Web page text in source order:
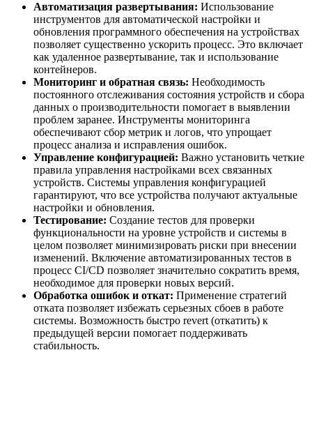
Автоматизация развертывания: Использование
инструментов для автоматической настройки и
обновления программного обеспечения на устройствах
позволяет существенно ускорить процесс. Это включает
как удаленное развертывание, так и использование
контейнеров.
Мониторинг и обратная связь: Необходимость
постоянного отслеживания состояния устройств и сбора
данных о производительности помогает в выявлении
проблем заранее. Инструменты мониторинга
обеспечивают сбор метрик и логов, что упрощает
процесс анализа и исправления ошибок.
Управление конфигурацией: Важно установить четкие
правила управления настройками всех связанных
устройств. Системы управления конфигурацией
гарантируют, что все устройства получают актуальные
настройки и обновления.
Тестирование: Создание тестов для проверки
функциональности на уровне устройств и системы в
целом позволяет минимизировать риски при внесении
изменений. Включение автоматизированных тестов в
процесс CI/CD позволяет значительно сократить время,
необходимое для проверки новых версий.
Обработка ошибок и откат: Применение стратегий
отката позволяет избежать серьезных сбоев в работе
системы. Возможность быстро revert (откатить) к
предыдущей версии помогает поддерживать
стабильность.